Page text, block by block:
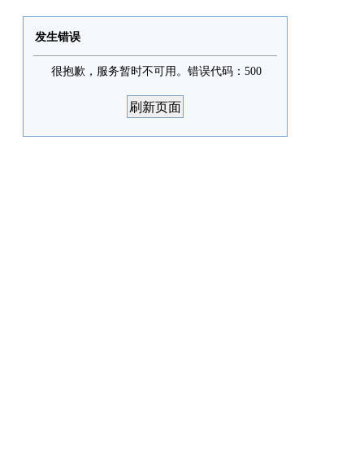
发生错误
很抱歉，服务暂时不可用。错误代码：500